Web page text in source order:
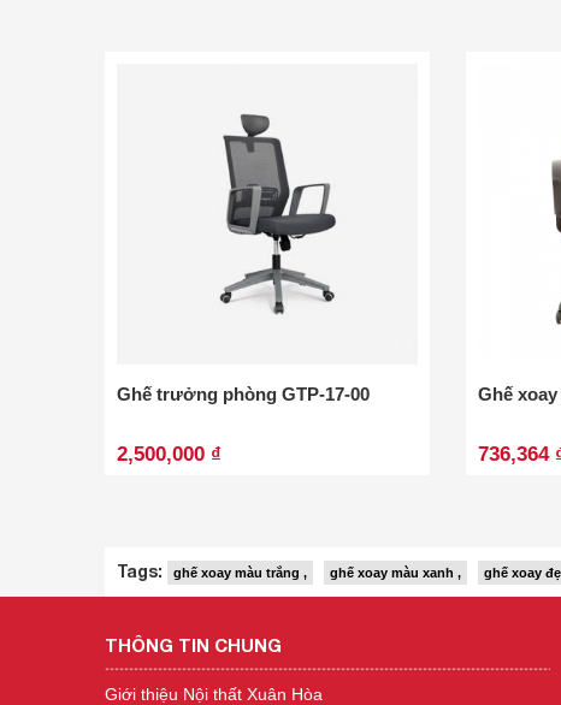
Ghế trưởng phòng GTP-17-00
2,500,000 ₫
Ghế xoay
736,364
Tags: ghế xoay màu trắng , ghế xoay màu xanh , ghế xoay
THÔNG TIN CHUNG
Giới thiệu Nội thất Xuân Hòa